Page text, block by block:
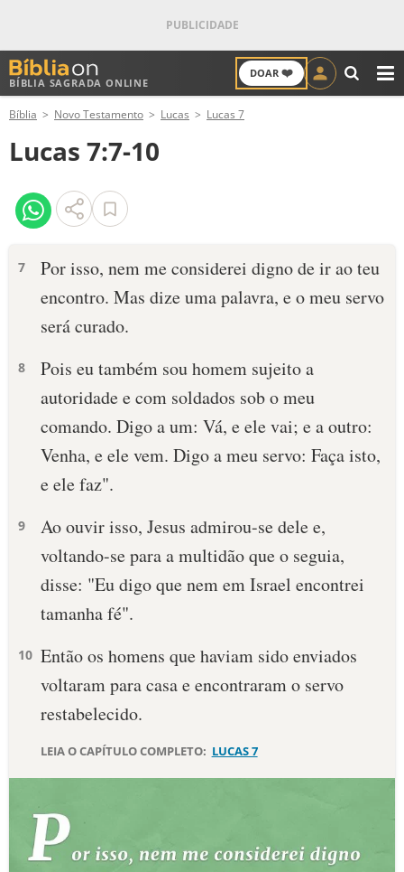
BÍBLIA SAGRADA ONLINE
DOAR ❤️
ANTIGO TESTAMENTO
NOVO TESTAMENTO
VERSÍCULOS
PALAVRA DO DIA
DEVOCIONAL DIÁRIO
10 MANDAMENTOS
ESTUDOS BÍBLICOS
ESBOÇOS DE PREGAÇÃO
TEMAS
PERGUNTE À BÍBLIA
QUEM SOMOS
LOJA BÍBLIAON
Bíblia Novo Testamento Lucas Lucas 7
Lucas 7:7-10
7
Por isso, nem me considerei digno de ir ao teu
encontro. Mas dize uma palavra, e o meu servo
será curado.
8
Pois eu também sou homem sujeito a
autoridade e com soldados sob o meu
comando. Digo a um: Vá, e ele vai; e a outro:
Venha, e ele vem. Digo a meu servo: Faça isto,
e ele faz".
9
Ao ouvir isso, Jesus admirou-se dele e,
voltando-se para a multidão que o seguia,
disse: "Eu digo que nem em Israel encontrei
tamanha fé".
10 Então os homens que haviam sido enviados
voltaram para casa e encontraram o servo
restabelecido.
LEIA O CAPÍTULO COMPLETO: LUCAS 7